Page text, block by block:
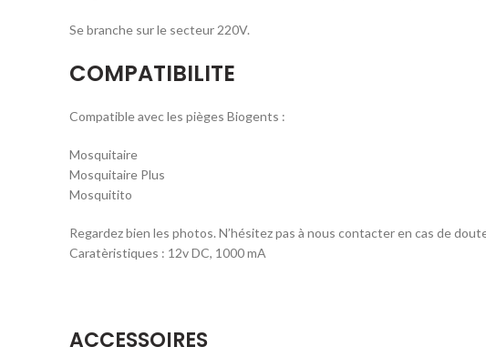
Se branche sur le secteur 220V.
COMPATIBILITE
Compatible avec les pièges Biogents :
Mosquitaire
Mosquitaire Plus
Mosquitito
Regardez bien les photos. N’hésitez pas à nous contacter en cas de
Caratèristiques : 12v DC, 1000 mA
ACCESSOIRES